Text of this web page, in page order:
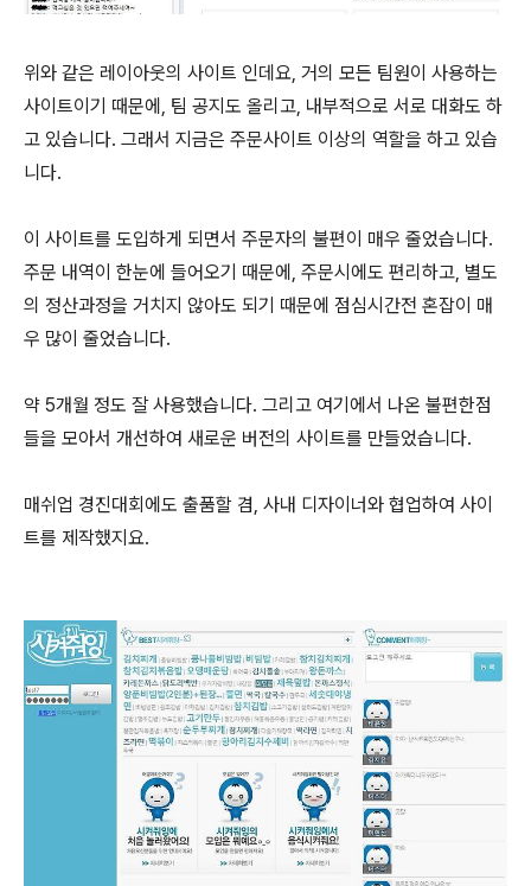
위와 같은 레이아웃의 사이트 인데요, 거의 모든 팀원이 사용하는
사이트이기 때문에, 팀 공지도 올리고, 내부적으로 서로 대화도 하
고 있습니다. 그래서 지금은 주문사이트 이상의 역할을 하고 있습
니다.
이 사이트를 도입하게 되면서 주문자의 불편이 매우 줄었습니다.
주문 내역이 한눈에 들어오기 때문에, 주문시에도 편리하고, 별도
의 정산과정을 거치지 않아도 되기 때문에 점심시간전 혼잡이 매
우 많이 줄었습니다.
약 5개월 정도 잘 사용했습니다. 그리고 여기에서 나온 불편한점
들을 모아서 개선하여 새로운 버전의 사이트를 만들었습니다.
매쉬업 경진대회에도 출품할 겸, 사내 디자이너와 협업하여 사이
트를 제작했지요.